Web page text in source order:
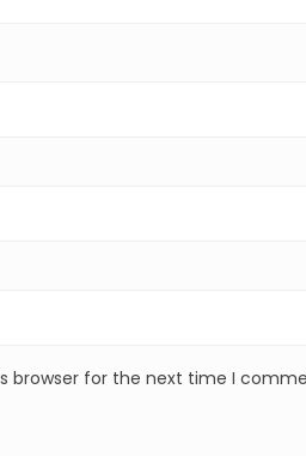
browser for the next time I